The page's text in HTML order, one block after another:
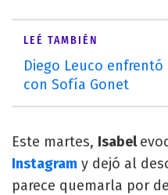
LEÉ TAMBIÉN
Diego Leuco
con Sofía Gonet
Este martes, Isabel
Instagram y dejó al
parece quemarla por